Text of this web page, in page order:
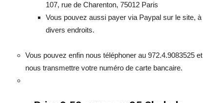
107, rue de Charenton, 75012 Paris
Vous pouvez aussi payer via Paypal sur le site, à
divers endroits.
Vous pouvez enfin nous téléphoner au 972.4.9083525 et
nous transmettre votre numéro de carte bancaire.